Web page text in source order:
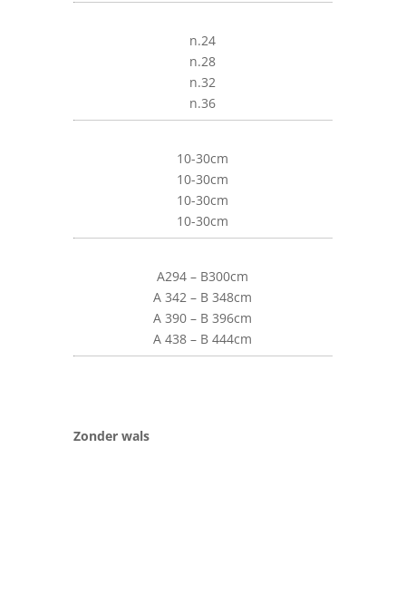
n.24
n.28
n.32
n.36
10-30cm
10-30cm
10-30cm
10-30cm
A294 – B300cm
A 342 – B 348cm
A 390 – B 396cm
A 438 – B 444cm
Zonder wals